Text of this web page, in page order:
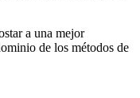
a una mejor
de los métodos de